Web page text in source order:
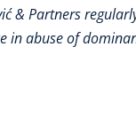
& Partners
in abuse of